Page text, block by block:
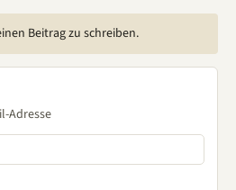
Beitrag zu schreiben.
Adresse